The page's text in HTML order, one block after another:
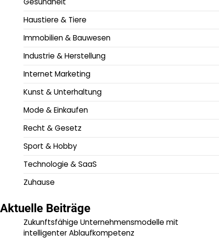
Haustiere & Tiere
Immobilien & Bauwesen
Industrie & Herstellung
Internet Marketing
Kunst & Unterhaltung
Mode & Einkaufen
Recht & Gesetz
Sport & Hobby
Technologie & SaaS
Zuhause
Aktuelle Beiträge
Zukunftsfähige Unternehmensmodelle mit
intelligenter Ablaufkompetenz